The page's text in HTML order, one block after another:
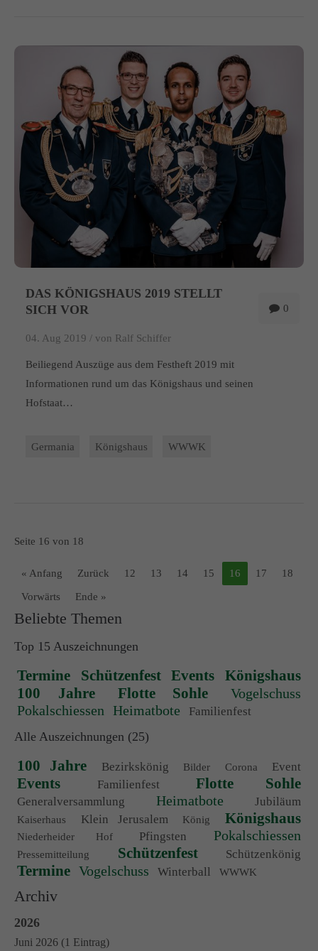
0
DAS KÖNIGSHAUS 2019 STELLT
SICH VOR
04. Aug 2019 / von Ralf Schiffer
Beiliegend Auszüge aus dem Festheft 2019 mit
Informationen rund um das Königshaus und seinen
Hofstaat…
Germania Königshaus WWWK
Seite 16 von 18
« Anfang Zurück 12 13 14 15 16 17 18
Vorwärts Ende »
Beliebte Themen
Top 15 Auszeichnungen
Termine Schützenfest Events
Königshaus
100 Jahre
Flotte Sohle
Vogelschuss
Pokalschiessen Heimatbote Familienfest
Alle Auszeichnungen (25)
100 Jahre Bezirkskönig Bilder Corona Event
Events Familienfest Flotte Sohle
Generalversammlung Heimatbote Jubiläum
Kaiserhaus Klein Jerusalem König Königshaus
Niederheider Hof Pfingsten Pokalschiessen
Pressemitteilung Schützenfest Schützenkönig
Termine Vogelschuss Winterball WWWK
Archiv
2026
Juni 2026 (1 Eintrag)